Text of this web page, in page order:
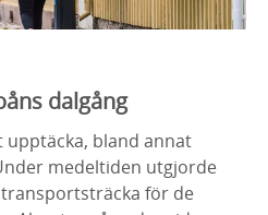
dalgång
upptäcka, bland annat
medeltiden utgjorde
för de